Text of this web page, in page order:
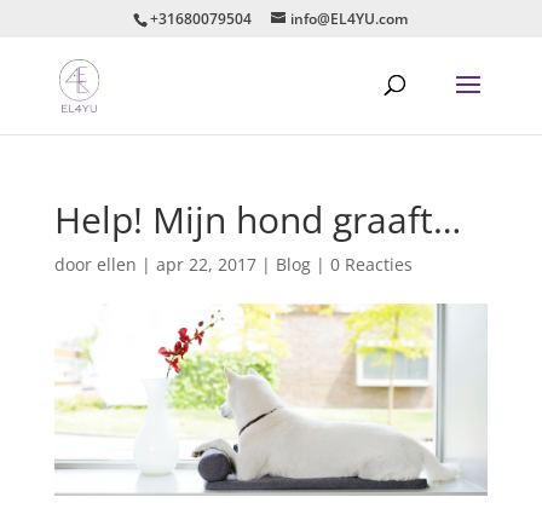
+31680079504 info@EL4YU.com
Help! Mijn hond graaft…
door ellen | apr 22, 2017| Blog| 0 Reacties